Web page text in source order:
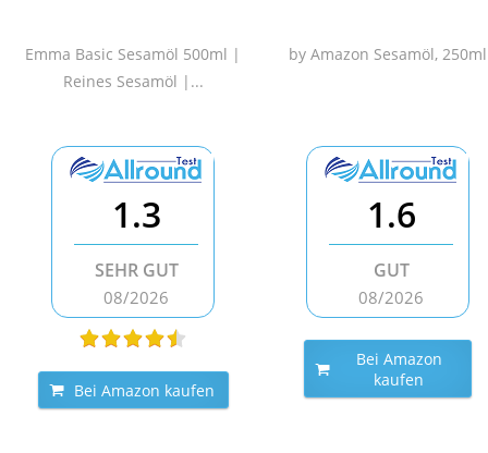
Emma Basic Sesamöl 500ml |
Reines Sesamöl |...
by Amazon Sesamöl, 250ml
1.3
SEHR GUT
08/2026
Bei Amazon kaufen
1.6
GUT
08/2026
Bei Amazon
kaufen